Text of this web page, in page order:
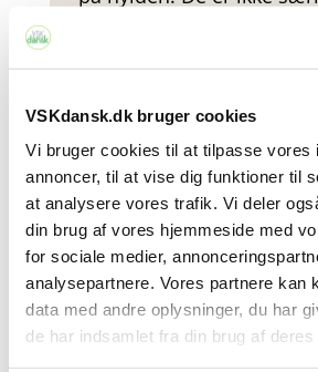
VSKdansk.dk bruger cookies
Vi bruger cookies til at tilpasse vores
annoncer, til at vise dig funktioner til
at analysere vores trafik. Vi deler
din brug af vores hjemmeside med
for sociale medier,
analysepartnere. Vores partnere kan
data med andre oplysninger, du har
de har indsamlet fra din brug af deres
men min læsehastighed
op, og det har jeg brug
læseforståelse. Bøgerne
opvarmning, smiler hun.
Tandlægedansk
Men det er også vigtigt
at tale dansk i hverdagen.
hun frivillig på en
Røde Kors driver. Og det